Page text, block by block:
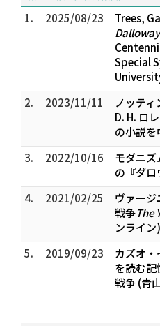
1.
2025/08/23 Trees,
Dalloway
Special
2.
2023/11/11
ノッテ
――D. H.
の小説を
3.
2022/10/16
モダニズ
の『ダロ
4.
2021/02/25
ヴァージ
戦争――The
ンライン)
5.
2019/09/23
カズオ・
を読む――
戦争 (青